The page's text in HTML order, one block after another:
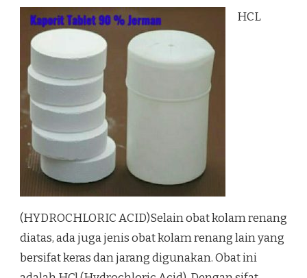
HCL
(HYDROCHLORIC ACID)Selain obat kolam renang
diatas, ada juga jenis obat kolam renang lain yang
bersifat keras dan jarang digunakan. Obat ini